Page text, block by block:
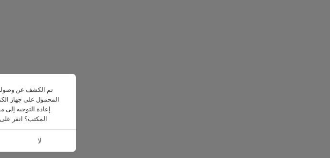
تم الكشف عن
المحمول على جهاز
إعادة التوجيه
المكتب؟ انقر
لا